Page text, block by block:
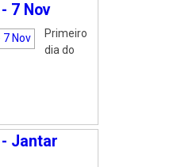
7 Nov
Primeiro
dia do
- Jantar